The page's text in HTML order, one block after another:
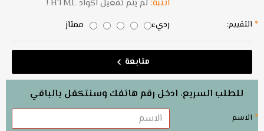
انتبه: لم يتم تفعيل اكواد HTML !
التقييم: رديء ممتاز
متابعة
للطلب السريع، ادخل رقم هاتفك وسنتكفل بالباقي
الاسم